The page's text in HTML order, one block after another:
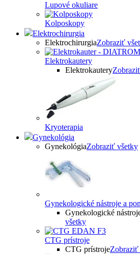
Lupové okuliare
Kolposkopy
Elektrochirurgia
ElektrochirurgiaZobraziť
Elektrokautery
Elektrokautery
Kryoterapia
Gynekológia
GynekológiaZobraziť všetky
Gynekologické nástroje a
Gynekologické
všetky
CTG prístroje
CTG prístrojeZobraziť